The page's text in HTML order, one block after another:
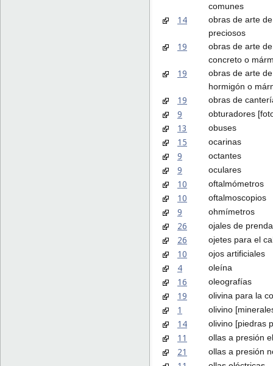
comunes
14
obras de arte
preciosos
19
obras de arte
concreto o
19
obras de arte
hormigón o
19 obras de
9 obturadores
13 obuses
15 ocarinas
9 octantes
9 oculares
10 oftalmómetros
10 oftalmoscopios
9 ohmímetros
26 ojales de
26 ojetes para el
10 ojos artificiales
4 oleína
16 oleografías
19 olivina para la
1 olivino
14 olivino [piedras
11 ollas a presión
21 ollas a presión